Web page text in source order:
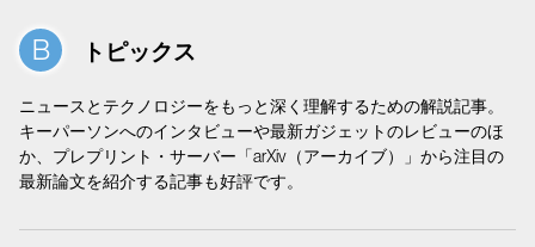
トピックス
ニュースとテクノロジーをもっと深く理解するための解説記事。
キーパーソンへのインタビューや最新ガジェットのレビューのほ
か、プレプリント・サーバー「arXiv（アーカイブ）」から注目の
最新論文を紹介する記事も好評です。